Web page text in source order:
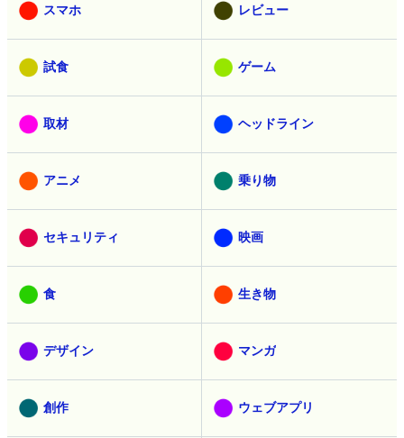
スマホ レビュー
試食 ゲーム
取材 ヘッドライン
アニメ 乗り物
セキュリティ 映画
食 生き物
デザイン マンガ
創作 ウェブアプリ